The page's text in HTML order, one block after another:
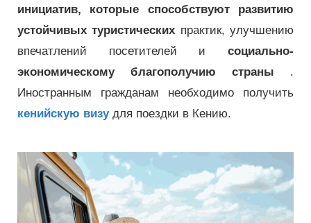
инициатив, которые способствуют развитию
устойчивых туристических практик, улучшению
впечатлений посетителей и социально-
экономическому благополучию страны .
Иностранным гражданам необходимо получить
кенийскую визудля поездки в Кению.